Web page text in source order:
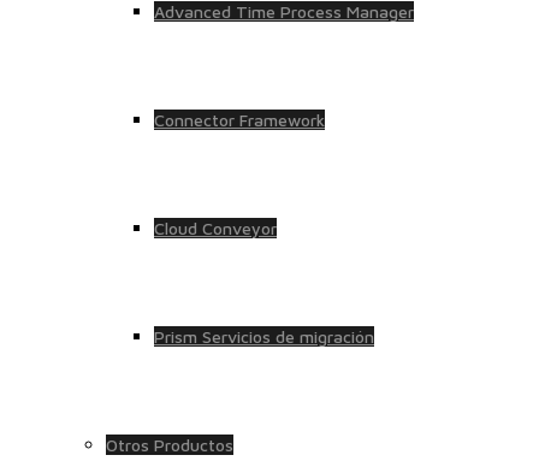
Advanced Time Process Manager
Connector Framework
Cloud Conveyor
Prism Servicios de migración
Otros Productos